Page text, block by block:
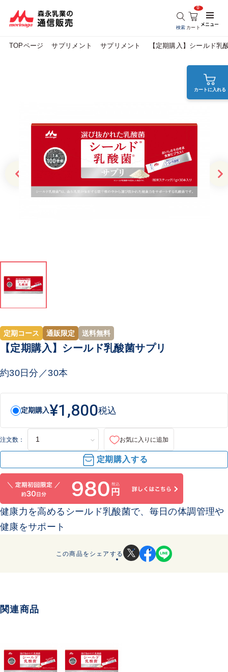
検索 カート
0
メニュー
TOPページ サプリメント サプリメント 【定期購入】シールド乳
カートに入れる
定期コース 通販限定 送料無料
【定期購入】シールド乳酸菌サプリ
約30日分／30本
定期購入¥1,800税込
注文数： お気に入りに追加
定期購入する
健康力を高めるシールド乳酸菌で、毎日の体調管理や
健康をサポート
この商品をシェアする
関連商品